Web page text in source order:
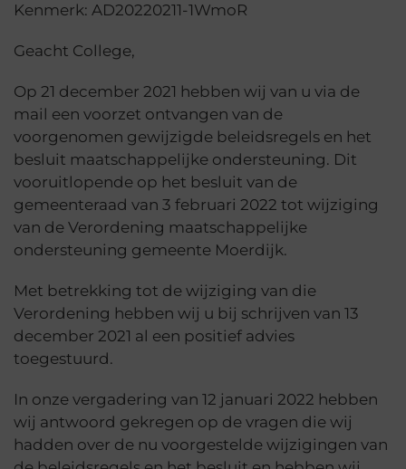
Kenmerk: AD20220211-1WmoR
Geacht College,
Op 21 december 2021 hebben wij van u via de
mail een voorzet ontvangen van de
voorgenomen gewijzigde beleidsregels en het
besluit maatschappelijke ondersteuning. Dit
vooruitlopende op het besluit van de
gemeenteraad van 3 februari 2022 tot wijziging
van de Verordening maatschappelijke
ondersteuning gemeente Moerdijk.
Met betrekking tot de wijziging van die
Verordening hebben wij u bij schrijven van 13
december 2021 al een positief advies
toegestuurd.
In onze vergadering van 12 januari 2022 hebben
wij antwoord gekregen op de vragen die wij
hadden over de nu voorgestelde wijzigingen van